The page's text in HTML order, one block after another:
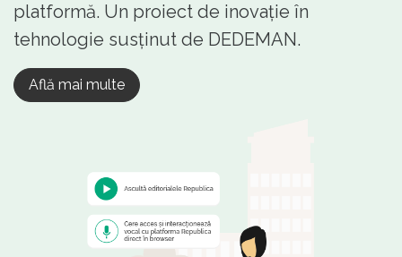
platformă. Un proiect de inovație în
tehnologie susținut de DEDEMAN.
Află mai multe